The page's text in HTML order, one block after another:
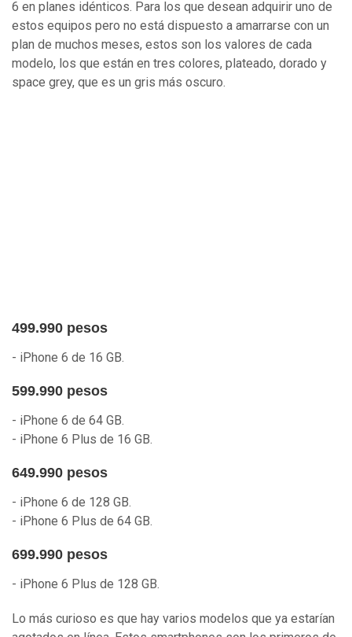
6 en planes idénticos. Para los que desean adquirir uno de
estos equipos pero no está dispuesto a amarrarse con un
plan de muchos meses, estos son los valores de cada
modelo, los que están en tres colores, plateado, dorado y
space grey, que es un gris más oscuro.
499.990 pesos
- iPhone 6 de 16 GB.
599.990 pesos
- iPhone 6 de 64 GB.
- iPhone 6 Plus de 16 GB.
649.990 pesos
- iPhone 6 de 128 GB.
- iPhone 6 Plus de 64 GB.
699.990 pesos
- iPhone 6 Plus de 128 GB.
Lo más curioso es que hay varios modelos que ya estarían